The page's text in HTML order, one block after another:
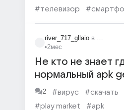
#телевизор
#приложение
#play
river_717_gllaio в
•2мес
Не кто не знает
нормальный apk
dash без вирусов
market её нет(
2 #вирус
#скачать
#play market
#apk